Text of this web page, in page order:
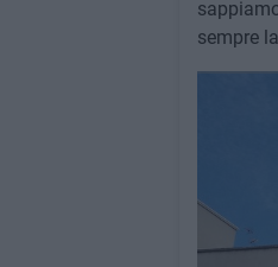
sempre